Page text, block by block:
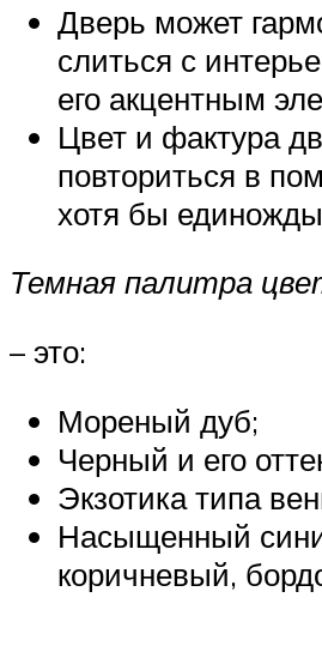
Дверь может
слиться с
его акцентным
Цвет и фактура
повториться в
хотя бы
Темная палитра
– это:
Мореный дуб;
Черный и его
Экзотика типа
Насыщенный
коричневый,